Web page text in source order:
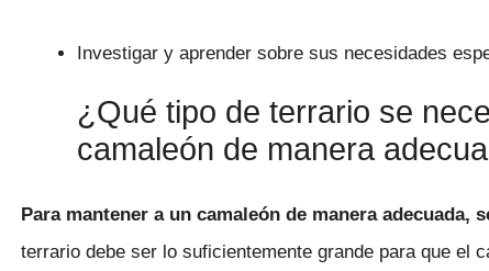
Investigar y aprender sobre sus necesidades
¿Qué tipo de terrario se
camaleón de manera
Para mantener a un camaleón de manera
terrario debe ser lo suficientemente grande para que el